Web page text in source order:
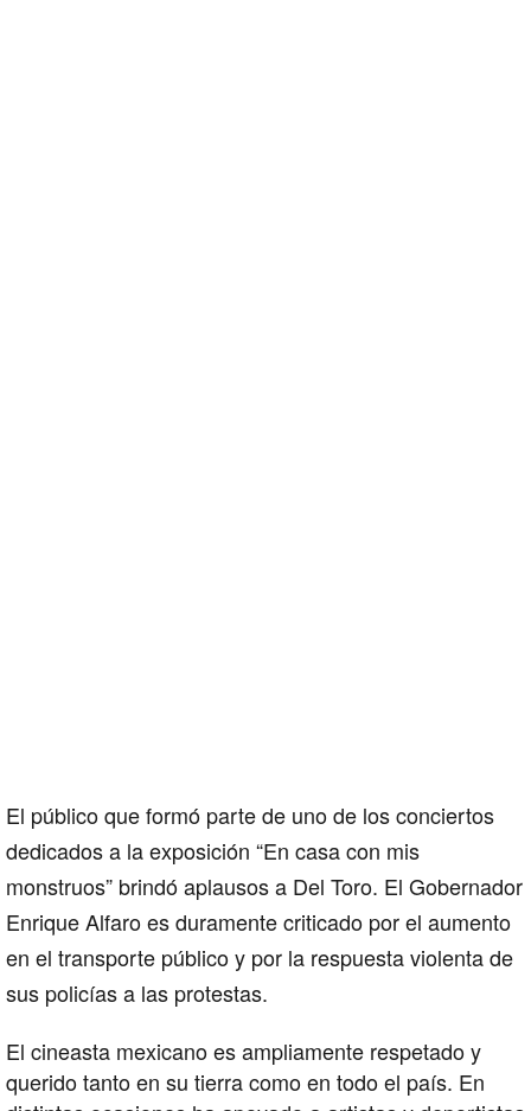
El público que formó parte de uno de los conciertos
dedicados a la exposición “En casa con mis
monstruos” brindó aplausos a Del Toro. El Gobernador
Enrique Alfaro es duramente criticado por el aumento
en el transporte público y por la respuesta violenta de
sus policías a las protestas.
El cineasta mexicano es ampliamente respetado y
querido tanto en su tierra como en todo el país. En